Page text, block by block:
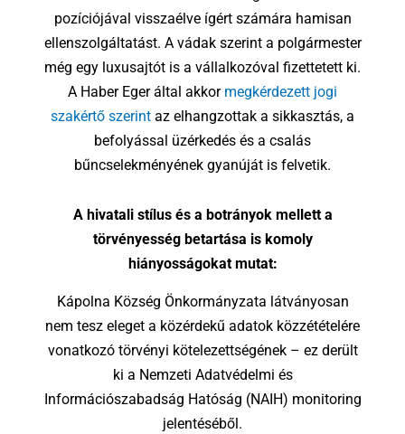
pozíciójával visszaélve ígért számára hamisan
ellenszolgáltatást. A vádak szerint a polgármester
még egy luxusajtót is a vállalkozóval fizettetett ki.
A Haber Eger által akkor megkérdezett jogi
szakértő szerint az elhangzottak a sikkasztás, a
befolyással üzérkedés és a csalás
bűncselekményének gyanúját is felvetik.
A hivatali stílus és a botrányok mellett a
törvényesség betartása is komoly
hiányosságokat mutat:
Kápolna Község Önkormányzata látványosan
nem tesz eleget a közérdekű adatok közzétételére
vonatkozó törvényi kötelezettségének – ez derült
ki a Nemzeti Adatvédelmi és
Információszabadság Hatóság (NAIH) monitoring
jelentéséből.